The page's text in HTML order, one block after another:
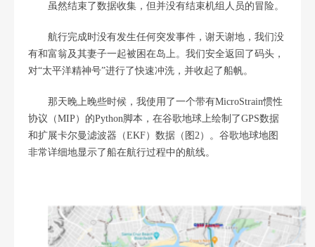
虽然结束了数据收集，但并没有结束机组人员的冒险。
航行完成时没有发生任何突发事件，谢天谢地，我们没
有和富翁及其妻子一起被困在岛上。我们安全返回了码头，
对“太平洋精神号”进行了快速冲洗，并收起了船帆。
那天晚上晚些时候，我使用了一个带有MicroStrain惯性
协议（MIP）的Python脚本，在谷歌地球上绘制了GPS数据
和扩展卡尔曼滤波器（EKF）数据（图2）。谷歌地球地图
非常详细地显示了船在航行过程中的航线。